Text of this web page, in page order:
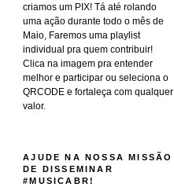
criamos um PIX! Tá até rolando
uma ação durante todo o mês de
Maio, Faremos uma playlist
individual pra quem contribuir!
Clica na imagem pra entender
melhor e participar ou seleciona o
QRCODE e fortaleça com qualquer
valor.
AJUDE NA NOSSA MISSÃO
DE DISSEMINAR
#MUSICABR!